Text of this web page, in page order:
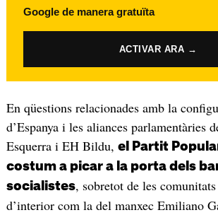
Google de manera gratuïta
ACTIVAR ARA →
En qüestions relacionades amb la
d’Espanya i les aliances parlamentàries
Esquerra i EH Bildu, el Partit
costum a picar a la porta dels
socialistes, sobretot de les
d’interior com la del manxec Emiliano